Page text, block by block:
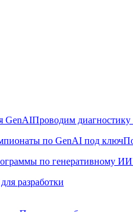
GenAIПроводим
по GenAI под ключ
по генеративному ИИ
разработки